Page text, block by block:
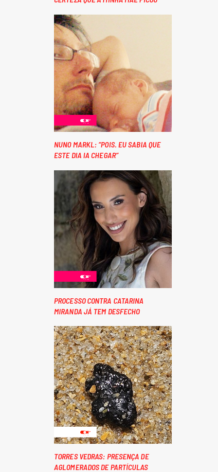
NUNO MARKL: “POIS. EU SABIA QUE
ESTE DIA IA CHEGAR”
PROCESSO CONTRA CATARINA
MIRANDA JÁ TEM DESFECHO
TORRES VEDRAS: PRESENÇA DE
AGLOMERADOS DE PARTÍCULAS